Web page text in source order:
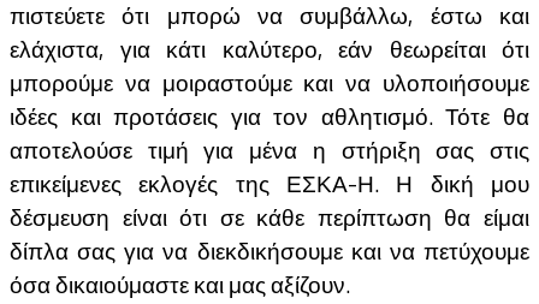
πιστεύετε ότι μπορώ να συμβάλλω, έστω και
ελάχιστα, για κάτι καλύτερο, εάν θεωρείται ότι
μπορούμε να μοιραστούμε και να υλοποιήσουμε
ιδέες και προτάσεις για τον αθλητισμό. Τότε θα
αποτελούσε τιμή για μένα η στήριξη σας στις
επικείμενες εκλογές της ΕΣΚΑ-Η. Η δική μου
δέσμευση είναι ότι σε κάθε περίπτωση θα είμαι
δίπλα σας για να διεκδικήσουμε και να πετύχουμε
όσα δικαιούμαστε και μας αξίζουν.